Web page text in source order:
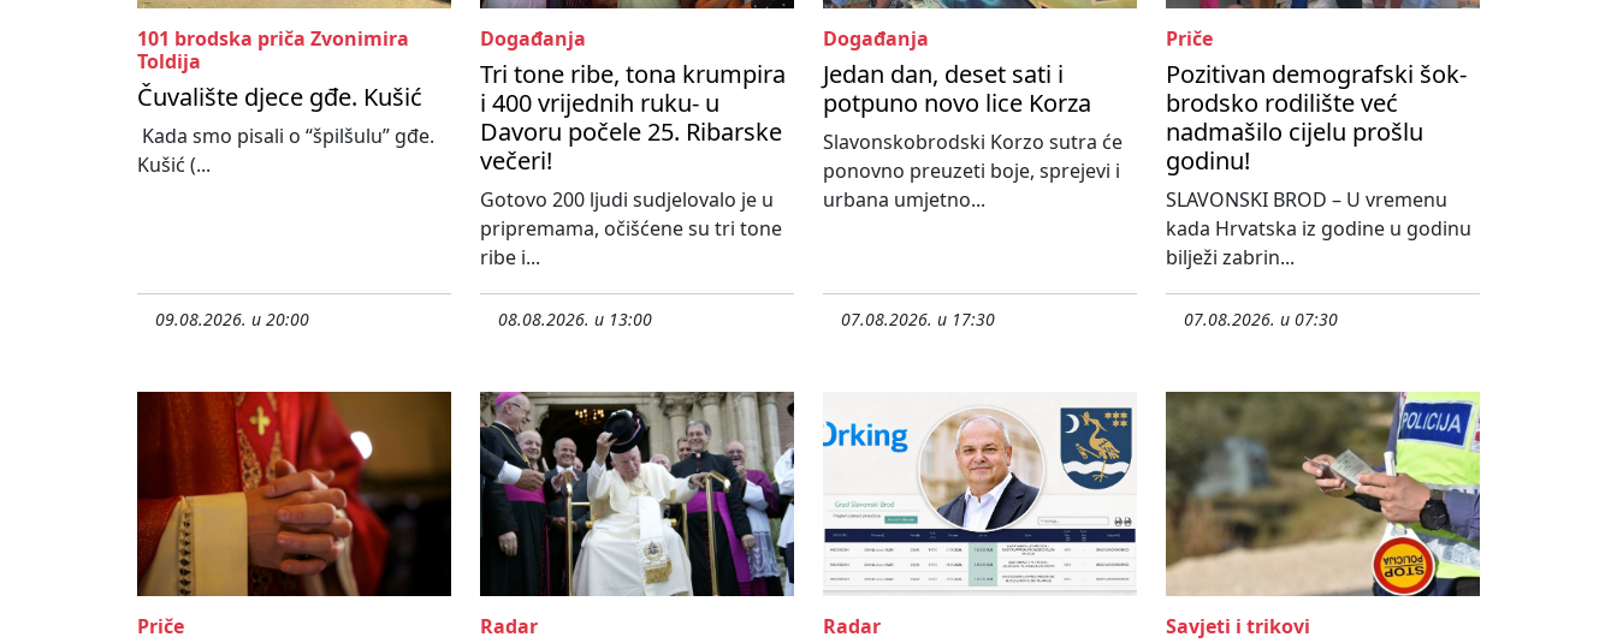
101 brodska priča Zvonimira
Toldija
Čuvalište djece gđe. Kušić
Kada smo pisali o “špilšulu” gđe.
Kušić (...
09.08.2026. u 20:00
Događanja
Tri tone ribe, tona krumpira
i 400 vrijednih ruku- u
Davoru počele 25. Ribarske
večeri!
Gotovo 200 ljudi sudjelovalo je u
pripremama, očišćene su tri tone
ribe i...
08.08.2026. u 13:00
Događanja
Jedan dan, deset sati i
potpuno novo lice Korza
Slavonskobrodski Korzo sutra će
ponovno preuzeti boje, sprejevi i
urbana umjetno...
07.08.2026. u 17:30
Priče
Pozitivan demografski šok-
brodsko rodilište već
nadmašilo cijelu prošlu
godinu!
SLAVONSKI BROD – U vremenu
kada Hrvatska iz godine u godinu
bilježi zabrin...
07.08.2026. u 07:30
Priče Radar Radar Savjeti i trikovi